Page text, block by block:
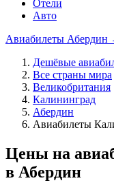
Отели
Авто
Авиабилеты Абердин
Дешёвые
Все страны мира
Великобритания
Калининград
Абердин
Авиабилеты
Цены на
в Абердин